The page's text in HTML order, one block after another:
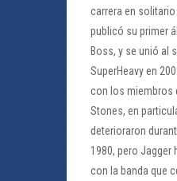
carrera en
publicó su primer
Boss, y se unió al
SuperHeavy en
con los miembros
Stones, en
deterioraron
1980, pero Jagger
con la banda que